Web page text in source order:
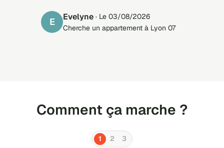
E Evelyne · Le 03/08/2026
Cherche un appartement à Lyon 07
Comment ça marche ?
1 2 3